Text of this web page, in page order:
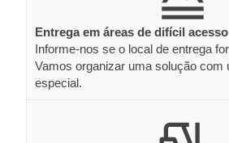
Entrega em áreas de difícil acesso
Informe-nos se o local de entrega
Vamos organizar uma solução com
especial.